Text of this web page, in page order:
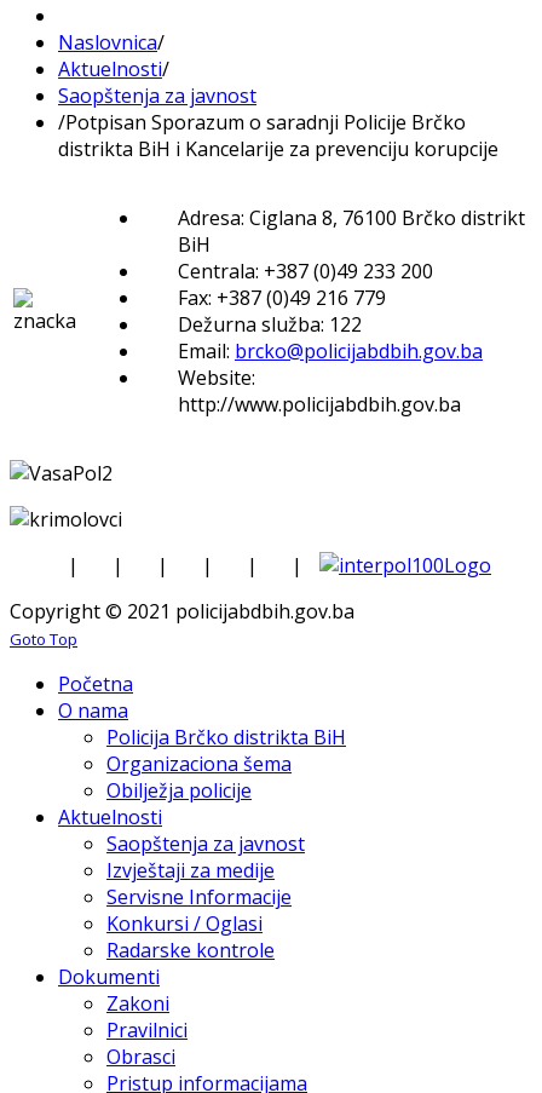
Naslovnica/
Aktuelnosti/
Saopštenja za javnost
/Potpisan Sporazum o saradnji Policije Brčko
distrikta BiH i Kancelarije za prevenciju korupcije
Adresa: Ciglana 8, 76100 Brčko distrikt
BiH
Centrala: +387 (0)49 233 200
Fax: +387 (0)49 216 779
Dežurna služba: 122
Email: brcko@policijabdbih.gov.ba
Website:
http://www.policijabdbih.gov.ba
| | | | |
|
Copyright © 2021 policijabdbih.gov.ba
Goto Top
Početna
O nama
Policija Brčko distrikta BiH
Organizaciona šema
Obilježja policije
Aktuelnosti
Saopštenja za javnost
Izvještaji za medije
Servisne Informacije
Konkursi / Oglasi
Radarske kontrole
Dokumenti
Zakoni
Pravilnici
Obrasci
Pristup informacijama